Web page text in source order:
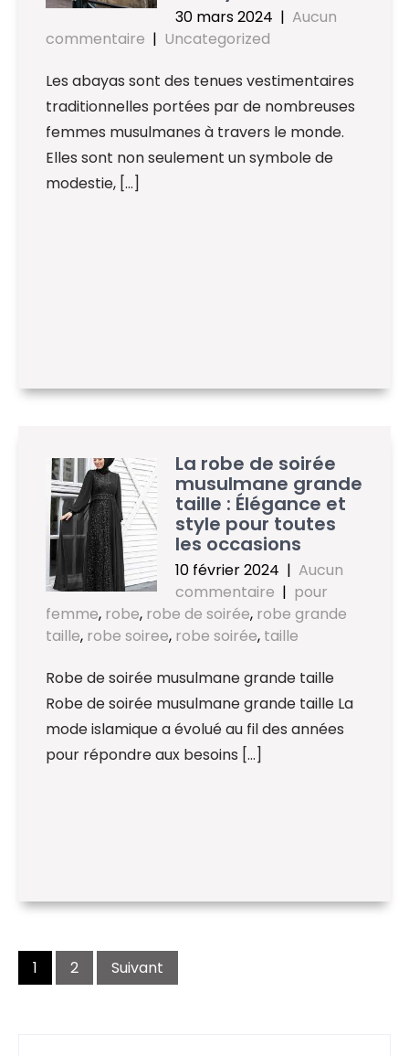
30 mars 2024 | Aucun
commentaire | Uncategorized
Les abayas sont des tenues vestimentaires
traditionnelles portées par de nombreuses
femmes musulmanes à travers le monde.
Elles sont non seulement un symbole de
modestie, […]
La robe de soirée
musulmane grande
taille : Élégance et
style pour toutes
les occasions
10 février 2024 | Aucun
commentaire | pour
femme, robe, robe de soirée, robe grande
taille, robe soiree, robe soirée, taille
Robe de soirée musulmane grande taille
Robe de soirée musulmane grande taille La
mode islamique a évolué au fil des années
pour répondre aux besoins […]
Navigation
des
articles
1 2 Suivant